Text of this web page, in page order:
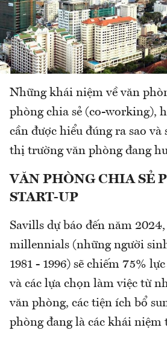
Những khái niệm về văn
phòng chia sẻ (co-working),
cần được hiểu đúng ra sao
thị trường văn phòng đang
VĂN PHÒNG CHIA SẺ
START-UP
Savills dự báo đến năm
millennials (những người
1981 - 1996) sẽ chiếm 75%
và các lựa chọn làm việc từ
văn phòng, các tiện ích bổ
phòng đang là các khái niệm